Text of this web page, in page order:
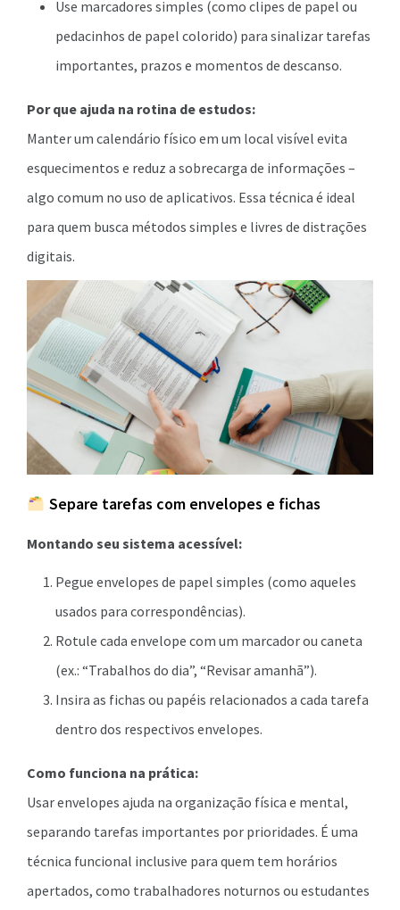
Use marcadores simples (como clipes de papel ou
pedacinhos de papel colorido) para sinalizar tarefas
importantes, prazos e momentos de descanso.
Por que ajuda na rotina de estudos:
Manter um calendário físico em um local visível evita
esquecimentos e reduz a sobrecarga de informações –
algo comum no uso de aplicativos. Essa técnica é ideal
para quem busca métodos simples e livres de distrações
digitais.
Separe tarefas com envelopes e fichas
Montando seu sistema acessível:
Pegue envelopes de papel simples (como aqueles
usados para correspondências).
Rotule cada envelope com um marcador ou caneta
(ex.: “Trabalhos do dia”, “Revisar amanhã”).
Insira as fichas ou papéis relacionados a cada tarefa
dentro dos respectivos envelopes.
Como funciona na prática:
Usar envelopes ajuda na organização física e mental,
separando tarefas importantes por prioridades. É uma
técnica funcional inclusive para quem tem horários
apertados, como trabalhadores noturnos ou estudantes